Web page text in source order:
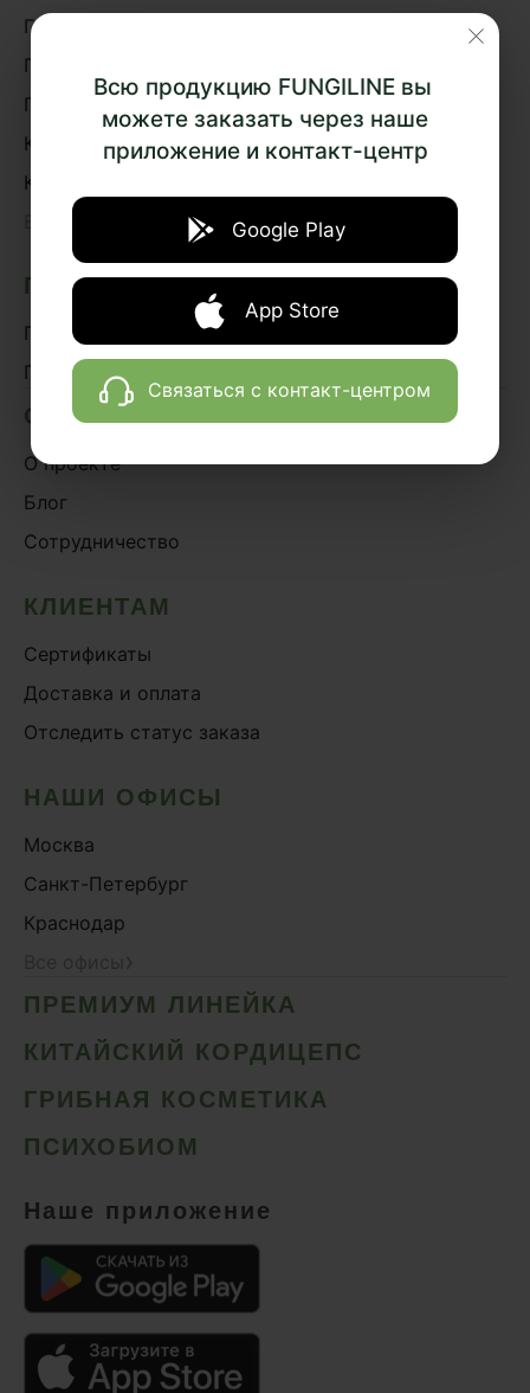
Всю продукцию FUNGILINE вы
можете заказать через наше
приложение и контакт-центр
Google Play
App Store
Связаться с контакт-центром
Грибная косметика
Грибное питание
Подарки и сувениры
Книги
Курсы
ПОДБОР ПРЕПАРАТОВ
По эффектам
По системам организма
О НАС
О проекте
Блог
Сотрудничество
КЛИЕНТАМ
Сертификаты
Доставка и оплата
Отследить статус заказа
НАШИ ОФИСЫ
Москва
Санкт-Петербург
Краснодар
ПРЕМИУМ ЛИНЕЙКА
КИТАЙСКИЙ КОРДИЦЕПС
ГРИБНАЯ КОСМЕТИКА
ПСИХОБИОМ
Наше приложение